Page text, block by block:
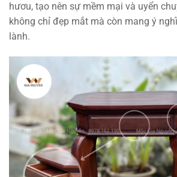
hươu, tạo nên sự mềm mại và uyển
không chỉ đẹp mắt mà còn mang ý
lành.